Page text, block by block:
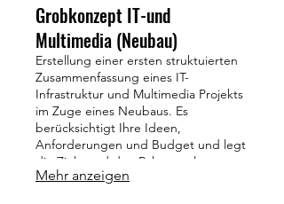
Grobkonzept IT-und
Multimedia (Neubau)
Erstellung einer ersten struktuierten
Zusammenfassung eines IT-
Infrastruktur und Multimedia Projekts
im Zuge eines Neubaus. Es
berücksichtigt Ihre Ideen,
Anforderungen und Budget und legt
die Ziele und den Rahmen als erste
Grundlage fest. Auf Basis des
Mehr anzeigen